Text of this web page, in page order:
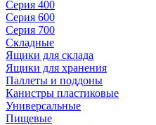
Серия 400
Серия 600
Серия 700
Складные
Ящики для склада
Ящики для хранения
Паллеты и поддоны
Канистры пластиковые
Универсальные
Пищевые